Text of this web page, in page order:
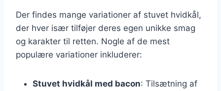
Der findes mange variationer af stuvet hvidkål,
der hver især tilføjer deres egen unikke smag
og karakter til retten. Nogle af de mest
populære variationer inkluderer:
Stuvet hvidkål med bacon: Tilsætning af